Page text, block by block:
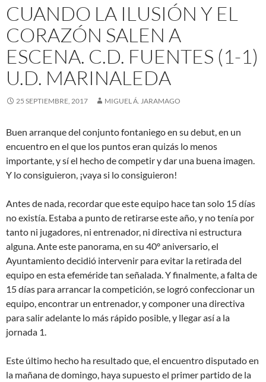
CUANDO LA ILUSIÓN Y EL
CORAZÓN SALEN A
ESCENA. C.D. FUENTES (1-1)
U.D. MARINALEDA
25 SEPTIEMBRE, 2017 MIGUEL Á. JARAMAGO
Buen arranque del conjunto fontaniego en su debut, en un
encuentro en el que los puntos eran quizás lo menos
importante, y sí el hecho de competir y dar una buena imagen.
Y lo consiguieron, ¡vaya si lo consiguieron!
Antes de nada, recordar que este equipo hace tan solo 15 días
no existía. Estaba a punto de retirarse este año, y no tenía por
tanto ni jugadores, ni entrenador, ni directiva ni estructura
alguna. Ante este panorama, en su 40º aniversario, el
Ayuntamiento decidió intervenir para evitar la retirada del
equipo en esta efeméride tan señalada. Y finalmente, a falta de
15 días para arrancar la competición, se logró confeccionar un
equipo, encontrar un entrenador, y componer una directiva
para salir adelante lo más rápido posible, y llegar así a la
jornada 1.
Este último hecho ha resultado que, el encuentro disputado en
la mañana de domingo, haya supuesto el primer partido de la